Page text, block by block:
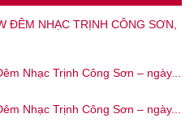
ĐÊM NHẠC TRỊNH CÔNG SƠN,
Nhạc Trịnh Công Sơn – ngày...
Nhạc Trịnh Công Sơn – ngày...